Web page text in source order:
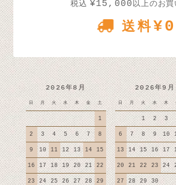
税込 ¥15,000 以上のお
送料¥0
2026年8月
日 月 火 水 木 金 土
1
2 3 4 5 6 7 8
9 10 11 12 13 14 15
16 17 18 19 20 21 22
23 24 25 26 27 28 29
2026年9月
日 月 火 水 木
1 2 3
6 7 8 9 10
13 14 15 16 17
20 21 22 23 24
27 28 29 30